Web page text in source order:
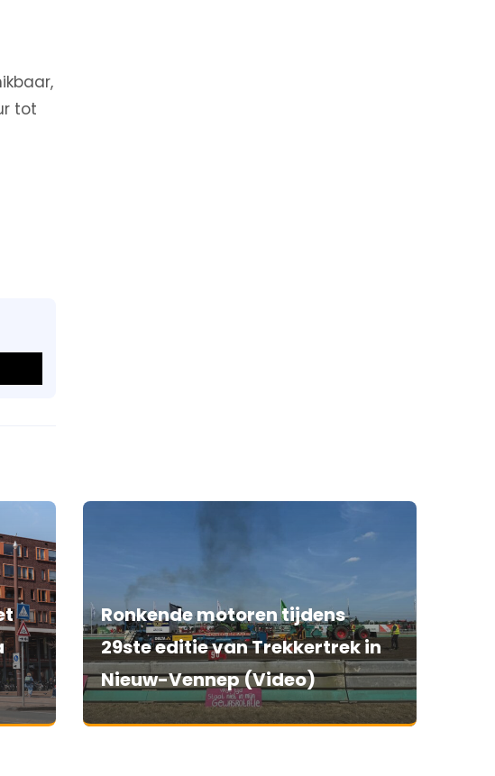
tot
Ronkende motoren tijdens
29ste editie van Trekkertrek in
Nieuw-Vennep (Video)